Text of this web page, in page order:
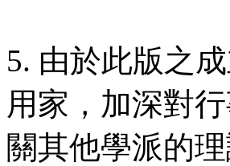
5. 由於此版之
用家，加深對
關其他學派的